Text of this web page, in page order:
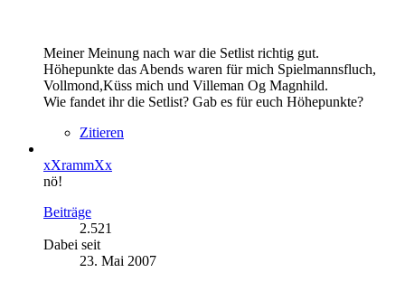
Meiner Meinung nach war die Setlist richtig gut.
Höhepunkte das Abends waren für mich Spielmannsfluch,
Vollmond,Küss mich und Villeman Og Magnhild.
Wie fandet ihr die Setlist? Gab es für euch Höhepunkte?
Zitieren
xXrammXx
nö!
Beiträge
2.521
Dabei seit
23. Mai 2007